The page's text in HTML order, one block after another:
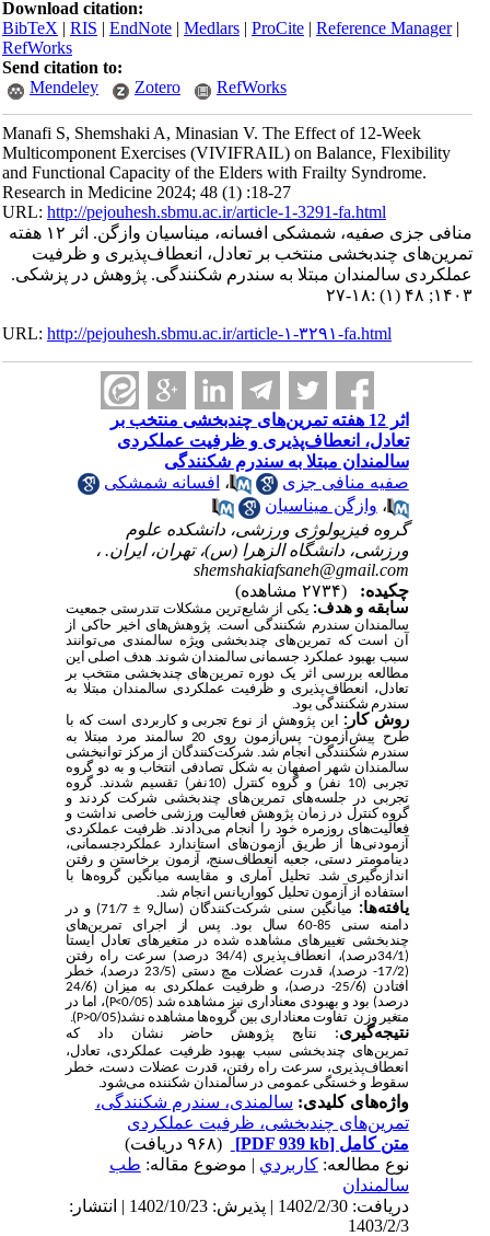
Download citation:
BibTeX|RIS|EndNote|Medlars|ProCite|Reference Manager
RefWorks
Send citation to:
Mendeley
Zotero RefWorks
Manafi S, Shemshaki A, Minasian V. The Effect of 12-Week
Multicomponent Exercises (VIVIFRAIL) on Balance, Flexibility
and Functional Capacity of the Elders with Frailty Syndrome.
Research in Medicine 2024; 48 (1) :18-27
URL:http://pejouhesh.sbmu.ac.ir/article-1-3291-fa.html
منافی جزی صفیه، شمشکی افسانه، میناسیان وازگن. اثر ۱۲ هفته
تمرین‌های چندبخشی منتخب بر تعادل، انعطاف‌پذیری و ظرفیت
عملکردی سالمندان مبتلا به سندرم شکنندگی. پژوهش در پزشکی.
۱۴۰۳; ۴۸ (۱) :۱۸-۲۷
URL:http://pejouhesh.sbmu.ac.ir/article-۱-۳۲۹۱-fa.html
اثر 12 هفته تمرین‌های چندبخشی منتخب بر
تعادل، انعطاف‌پذیری و ظرفیت عملکردی
سالمندان مبتلا به سندرم شکنندگی
صفیه منافی جزی
،افسانه شمشکی
،وازگن میناسیان
گروه فیزیولوژی ورزشی، دانشکده علوم
ورزشی، دانشگاه الزهرا (س)، تهران، ایران. ،
shemshakiafsaneh@gmail.com
چکیده:
سابقه و هدف:یکی از شایع‌ترینمشکلات تندرستی جمعیت
سالمندان سندرم شکنندگی است.پژوهش‌های اخیر حاکی از
آن است کهتمرین‌های چندبخشی ویژه سالمندیمی‌توانند
سبب بهبود عملکرد جسمانی سالمندان شوند.هدف اصلیاین
مطالعه بررسی اثر یک دوره تمرین‌های چندبخشی منتخب بر
تعادل، انعطاف‌پذیری و ظرفیت عملکردی سالمندان مبتلا به
سندرم شکنندگی بود.
روش کار:
این پژوهش از نوع تجربی و کاربردی است که با
طرح پیش‌آزمون- پس‌آزمون روی 20 سالمند مرد مبتلا به
سندرم شکنندگی انجام شد. شرکت‌کنندگان از مرکز توانبخشی
سالمندان شهر اصفهان به شکل تصادفی انتخاب و به دو گروه
تجربی (10 نفر) و گروه کنترل (10نفر) تقسیم شدند. گروه
تجربی در جلسه‌های تمرین‌های چندبخشی شرکت کردند و
گروه کنترل در زمان پژوهش فعالیت ورزشی خاصی نداشت و
فعالیت‌های روزمره خود را انجام می‌دادند. ظرفیت عملکردی
آزمودنی‌ها از طریق آزمون‌های استاندارد عملکردجسمانی،
دینامومتر دستی، جعبه انعطاف‌سنج، آزمون برخاستن و رفتن
اندازه‌گیری شد. تحلیل آماری و مقایسه میانگین گروه‌ها با
استفاده از آزمون تحلیل کوواریانس انجامشد.
یافتهها: میانگین سنی شرکت‌کنندگان (سال9 ±
71/7
) و در
دامنه‌ سنی 85-60 سال بود.
پس از اجرای تمرین‌های
چندبخشی تغییرهای مشاهده شده در متغیرهای تعادل ایستا
(34/1درصد)، انعطاف‌پذیری (34/4 درصد) سرعت راه رفتن
-
درصد)، قدرت عضلات مچ دستی (23/5 درصد)، خطر
افتادن (25/6
-
درصد)، و ظرفیت عملکردی به میزان (24/6
درصد) بود و بهبودی معناداری نیز مشاهده شد (0/05>
P)، اما در
متغیر وزن تفاوت معنا‌داری بین گروه‌‌ها مشاهده نشد(0/05<
P
).
نتیجهگیری:
نتایج پژوهش حاضر ‌نشان داد که
تمرین‌های چندبخشی سبب بهبود ظرفیت عملکردی، تعادل،
انعطاف‌پذیری،سرعت راه رفتن، قدرت عضلات دست، خطر
سقوطو خستگی عمومی در سالمندان شکننده می‌شود.
واژه‌های کلیدی:سالمندی، سندرم شکنندگی،
تمرین‌های چندبخشی، ظرفیت عملکردی
متن کامل[PDF 939 kb]
نوع مطالعه:كاربردي| موضوع مقاله:طب
سالمندان
دریافت: 1402/2/30 | پذیرش: 1402/10/23 | انتشار:
1403/2/3